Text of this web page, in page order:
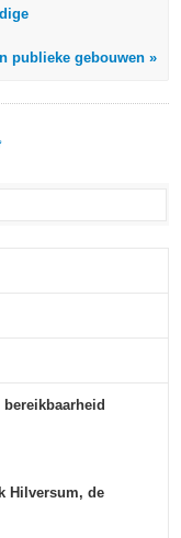
publieke gebouwen »
Hilversum, de